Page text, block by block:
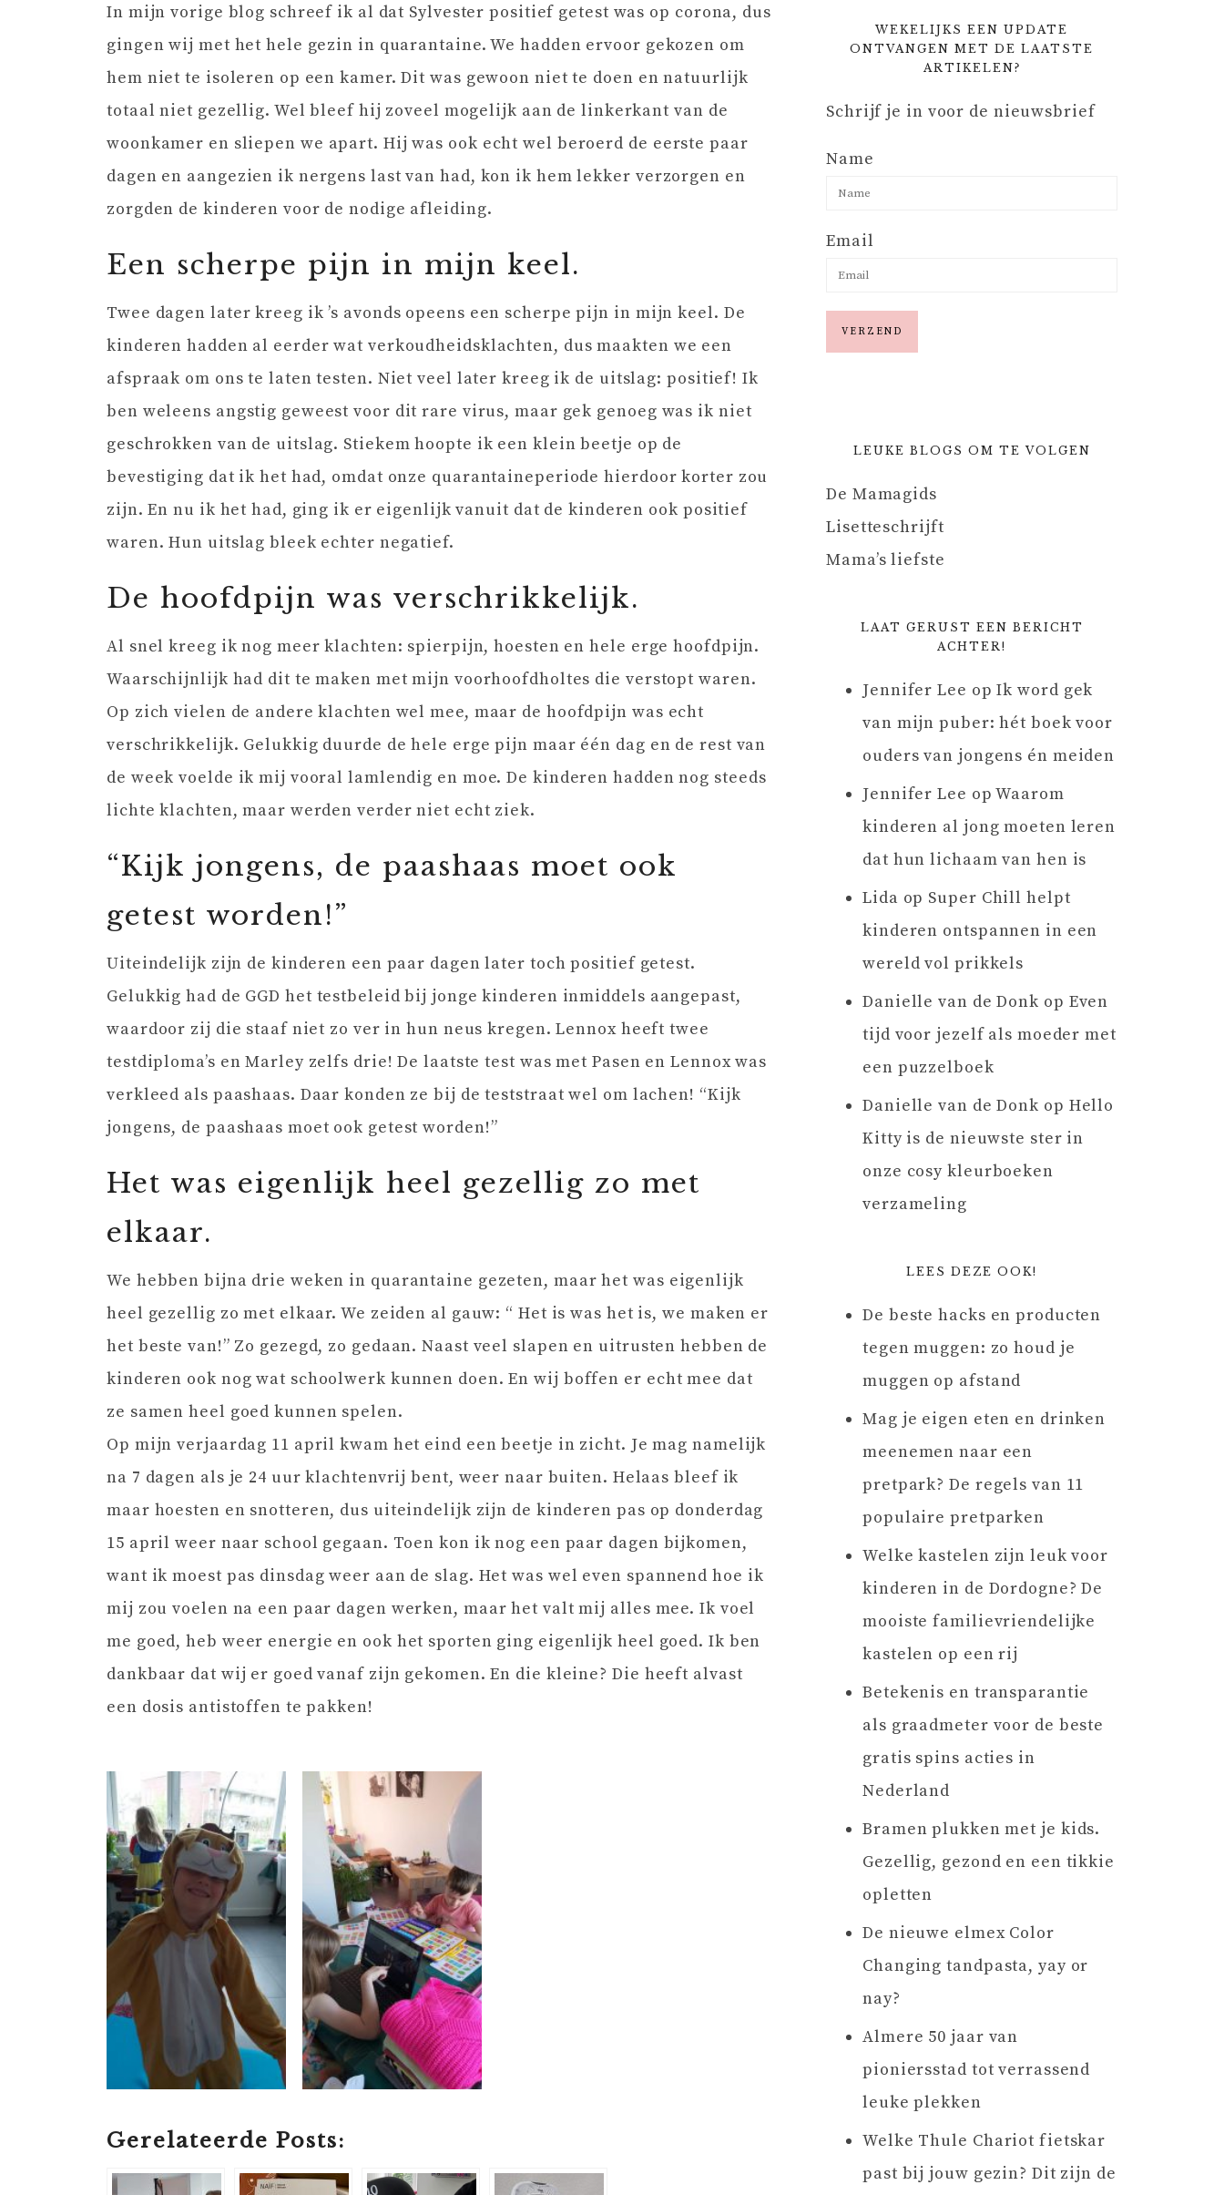
In mijn vorige blog schreef ik al dat Sylvester positief getest was op corona, dus
gingen wij met het hele gezin in quarantaine. We hadden ervoor gekozen om
hem niet te isoleren op een kamer. Dit was gewoon niet te doen en natuurlijk
totaal niet gezellig. Wel bleef hij zoveel mogelijk aan de linkerkant van de
woonkamer en sliepen we apart. Hij was ook echt wel beroerd de eerste paar
dagen en aangezien ik nergens last van had, kon ik hem lekker verzorgen en
zorgden de kinderen voor de nodige afleiding.
Een scherpe pijn in mijn keel.
Twee dagen later kreeg ik ’s avonds opeens een scherpe pijn in mijn keel. De
kinderen hadden al eerder wat verkoudheidsklachten, dus maakten we een
afspraak om ons te laten testen. Niet veel later kreeg ik de uitslag: positief! Ik
ben weleens angstig geweest voor dit rare virus, maar gek genoeg was ik niet
geschrokken van de uitslag. Stiekem hoopte ik een klein beetje op de
bevestiging dat ik het had, omdat onze quarantaineperiode hierdoor korter zou
zijn. En nu ik het had, ging ik er eigenlijk vanuit dat de kinderen ook positief
waren. Hun uitslag bleek echter negatief.
De hoofdpijn was verschrikkelijk.
Al snel kreeg ik nog meer klachten: spierpijn, hoesten en hele erge hoofdpijn.
Waarschijnlijk had dit te maken met mijn voorhoofdholtes die verstopt waren.
Op zich vielen de andere klachten wel mee, maar de hoofdpijn was echt
verschrikkelijk. Gelukkig duurde de hele erge pijn maar één dag en de rest van
de week voelde ik mij vooral lamlendig en moe. De kinderen hadden nog steeds
lichte klachten, maar werden verder niet echt ziek.
“Kijk jongens, de paashaas moet ook
getest worden!”
Uiteindelijk zijn de kinderen een paar dagen later toch positief getest.
Gelukkig had de GGD het testbeleid bij jonge kinderen inmiddels aangepast,
waardoor zij die staaf niet zo ver in hun neus kregen. Lennox heeft twee
testdiploma’s en Marley zelfs drie! De laatste test was met Pasen en Lennox was
verkleed als paashaas. Daar konden ze bij de teststraat wel om lachen! “Kijk
jongens, de paashaas moet ook getest worden!”
Het was eigenlijk heel gezellig zo met
elkaar.
We hebben bijna drie weken in quarantaine gezeten, maar het was eigenlijk
heel gezellig zo met elkaar. We zeiden al gauw: “ Het is was het is, we maken er
het beste van!” Zo gezegd, zo gedaan. Naast veel slapen en uitrusten hebben de
kinderen ook nog wat schoolwerk kunnen doen. En wij boffen er echt mee dat
ze samen heel goed kunnen spelen.
Op mijn verjaardag 11 april kwam het eind een beetje in zicht. Je mag namelijk
na 7 dagen als je 24 uur klachtenvrij bent, weer naar buiten. Helaas bleef ik
maar hoesten en snotteren, dus uiteindelijk zijn de kinderen pas op donderdag
15 april weer naar school gegaan. Toen kon ik nog een paar dagen bijkomen,
want ik moest pas dinsdag weer aan de slag. Het was wel even spannend hoe ik
mij zou voelen na een paar dagen werken, maar het valt mij alles mee. Ik voel
me goed, heb weer energie en ook het sporten ging eigenlijk heel goed. Ik ben
dankbaar dat wij er goed vanaf zijn gekomen. En die kleine? Die heeft alvast
een dosis antistoffen te pakken!
Gerelateerde Posts:
WEKELIJKS EEN UPDATE
ONTVANGEN MET DE LAATSTE
ARTIKELEN?
Schrijf je in voor de nieuwsbrief
Name
Email
LEUKE BLOGS OM TE VOLGEN
De Mamagids
Lisetteschrijft
Mama’s liefste
LAAT GERUST EEN BERICHT
ACHTER!
Jennifer Lee opIk word gek
van mijn puber: hét boek voor
ouders van jongens én meiden
Jennifer Lee opWaarom
kinderen al jong moeten leren
dat hun lichaam van hen is
Lida op Super Chill helpt
kinderen ontspannen in een
wereld vol prikkels
Danielle van de Donk op Even
tijd voor jezelf als moeder met
een puzzelboek
Danielle van de Donk op Hello
Kitty is de nieuwste ster in
onze cosy kleurboeken
verzameling
LEES DEZE OOK!
De beste hacks en producten
tegen muggen: zo houd je
muggen op afstand
Mag je eigen eten en drinken
meenemen naar een
pretpark? De regels van 11
populaire pretparken
Welke kastelen zijn leuk voor
kinderen in de Dordogne? De
mooiste familievriendelijke
kastelen op een rij
Betekenis en transparantie
als graadmeter voor de beste
gratis spins acties in
Nederland
Bramen plukken met je kids.
Gezellig, gezond en een tikkie
opletten
De nieuwe elmex Color
Changing tandpasta, yay or
nay?
Almere 50 jaar van
pioniersstad tot verrassend
leuke plekken
Welke Thule Chariot fietskar
past bij jouw gezin? Dit zijn de